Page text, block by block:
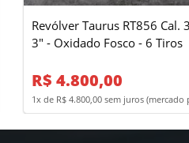
Revólver Taurus RT856 Cal.
3" - Oxidado Fosco - 6 Tiros
R$ 4.800,00
1x de R$ 4.800,00 sem juros (mercado